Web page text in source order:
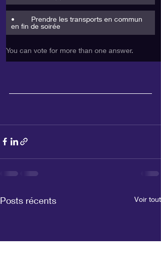
•	Prendre les transports en commun
en fin de soirée
You can vote for more than one answer.
Posts récents Voir tout